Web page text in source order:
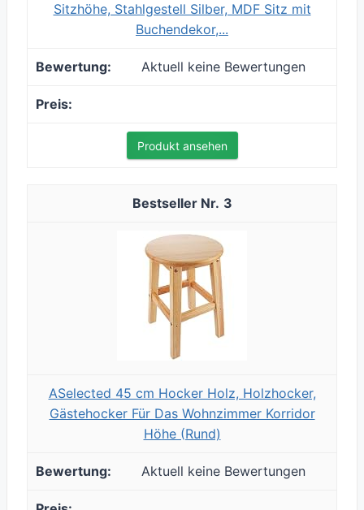
Sitzhöhe, Stahlgestell Silber, MDF Sitz mit
Buchendekor,...
Aktuell keine Bewertungen
Produkt ansehen
3
ASelected 45 cm Hocker Holz, Holzhocker,
Gästehocker Für Das Wohnzimmer Korridor
Höhe (Rund)
Aktuell keine Bewertungen